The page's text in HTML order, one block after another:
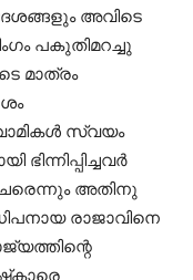
അവിടെ
പകുതിമറച്ചു
മാത്രം
സ്വയം
അതിനു
രാജാവിനെ